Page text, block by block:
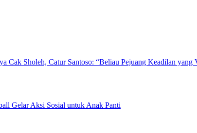
Cak Sholeh, Catur Santoso: “Beliau Pejuang Keadilan yang
Gelar Aksi Sosial untuk Anak Panti